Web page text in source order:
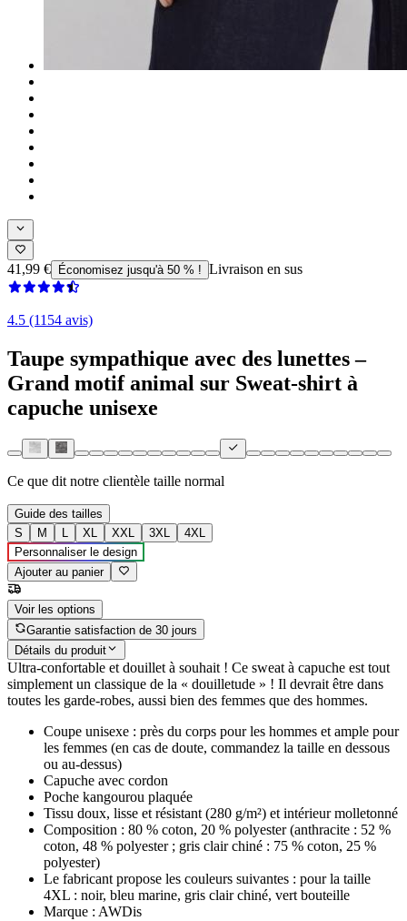
41,99 € Économisez jusqu'à 50 % ! Livraison en sus
4.5 (1154 avis)
Taupe sympathique avec des lunettes –
Grand motif animal sur Sweat-shirt à
capuche unisexe
Ce que dit notre clientèle taille normal
Guide des tailles
S
M L XL XXL 3XL
4XL
Personnaliser le design
Ajouter au panier
Voir les options
Garantie satisfaction de 30 jours
Détails du produit
Ultra-confortable et douillet à souhait ! Ce sweat à capuche est tout
simplement un classique de la « douilletude » ! Il devrait être dans
toutes les garde-robes, aussi bien des femmes que des hommes.
Coupe unisexe : près du corps pour les hommes et ample pour
les femmes (en cas de doute, commandez la taille en dessous
ou au-dessus)
Capuche avec cordon
Poche kangourou plaquée
Tissu doux, lisse et résistant (280 g/m²) et intérieur molletonné
Composition : 80 % coton, 20 % polyester (anthracite : 52 %
coton, 48 % polyester ; gris clair chiné : 75 % coton, 25 %
polyester)
Le fabricant propose les couleurs suivantes : pour la taille
4XL : noir, bleu marine, gris clair chiné, vert bouteille
Marque : AWDis